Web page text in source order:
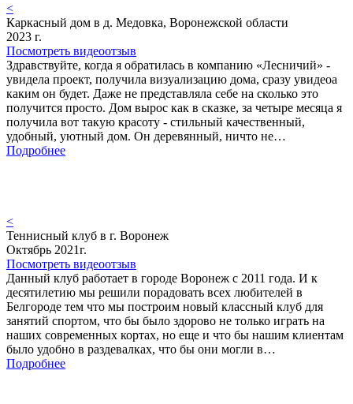
<
Каркасный дом в д. Медовка, Воронежской области
2023 г.
Посмотреть видеоотзыв
Здравствуйте, когда я обратилась в компанию «Лесничий» -
увидела проект, получила визуализацию дома, сразу увидеоа
каким он будет. Даже не представляла себе на сколько это
получится просто. Дом вырос как в сказке, за четыре месяца я
получила вот такую красоту - стильный качественный,
удобный, уютный дом. Он деревянный, ничто не…
Подробнее
<
Теннисный клуб в г. Воронеж
Октябрь 2021г.
Посмотреть видеоотзыв
Данный клуб работает в городе Воронеж с 2011 года. И к
десятилетию мы решили порадовать всех любителей в
Белгороде тем что мы построим новый классный клуб для
занятий спортом, что бы было здорово не только играть на
наших современных кортах, но еще и что бы нашим клиентам
было удобно в раздевалках, что бы они могли в…
Подробнее